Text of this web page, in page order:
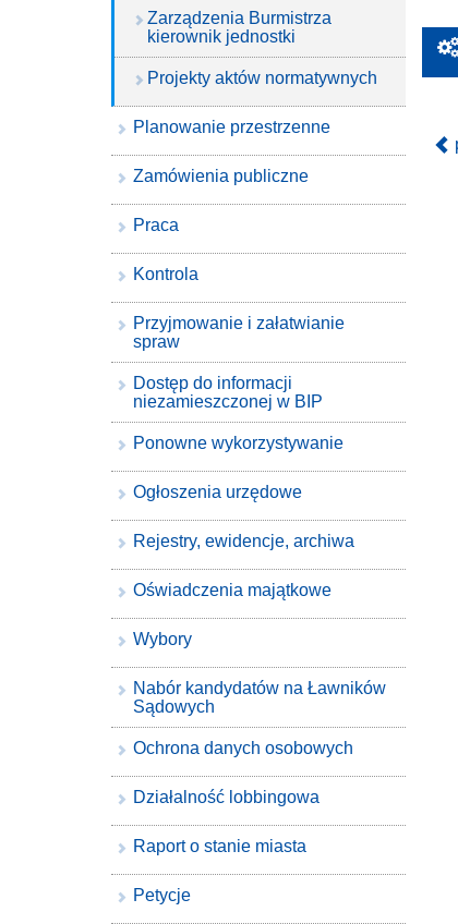
Zarządzenia Burmistrza
kierownik jednostki
Projekty aktów normatywnych
Planowanie przestrzenne
Zamówienia publiczne
Praca
Kontrola
Przyjmowanie i załatwianie
spraw
Dostęp do informacji
niezamieszczonej w BIP
Ponowne wykorzystywanie
Ogłoszenia urzędowe
Rejestry, ewidencje, archiwa
Oświadczenia majątkowe
Wybory
Nabór kandydatów na Ławników
Sądowych
Ochrona danych osobowych
Działalność lobbingowa
Raport o stanie miasta
Petycje